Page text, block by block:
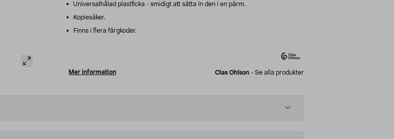
Universalhålad plastficka - smidigt att sätta in den i en pärm.
Kopiesäker.
Finns i flera färgkoder.
Mer information Clas Ohlson - Se alla produkter